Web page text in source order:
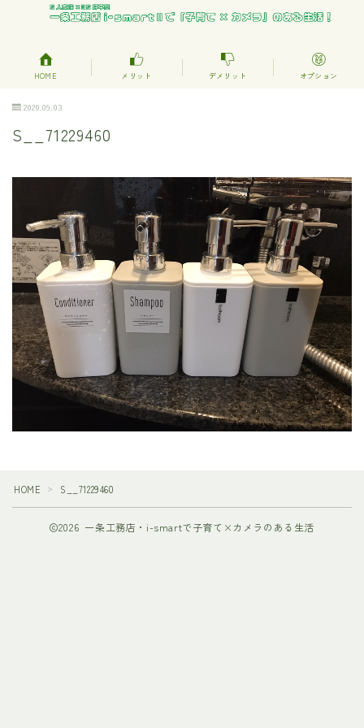
HOME メリット デメリット オプション
2020.09.03
S__71229460
HOME ＞ S__71229460
2026 一条工務店・i-smartで子育て×カメラのある生活